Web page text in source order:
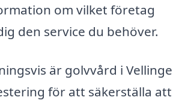
om vilket företag
den service du behöver.
är golvvård i Vellinge
för att säkerställa att